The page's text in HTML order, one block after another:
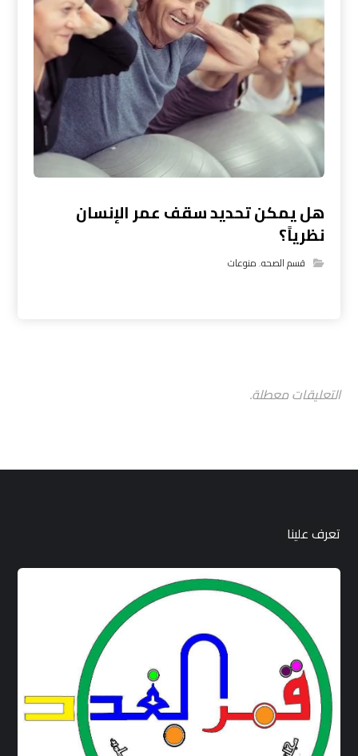
هل يمكن تحديد سقف عمر الإنسان
نظرياً؟
قسم الصحه,منوعات
التعليقات معطلة.
تعرف علينا